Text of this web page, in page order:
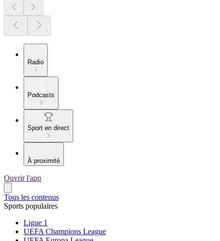
Radio
Podcasts
Sport en direct
À proximité
Ouvrir l'app
Tous les contenus
Sports populaires
Ligue 1
UEFA Champions League